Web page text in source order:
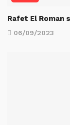
Rafet El Roman
06/09/2023